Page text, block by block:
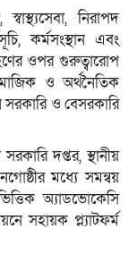
নিরাপদ
কর্মসংস্থান এবং
ওপর গুরুত্বারোপ
ও অর্থনৈতিক
ও বেসরকারি
দপ্তর, স্থানীয়
মধ্যে সমন্বয়
অ্যাডভোকেসি
সহায়ক প্ল্যাটফর্ম